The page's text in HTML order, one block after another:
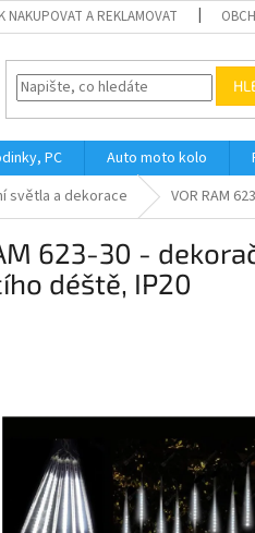
NAKUPOVAT A REKLAMOVAT
PC Auto moto kolo
světla a dekorace VOR RAM
623-30 -
déště, IP20